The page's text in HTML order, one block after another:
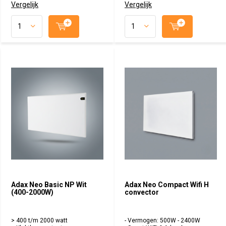
Dimplex. Dé referentie op het
gebied van slimme, energiezuinige
Wi-Fi convectoren met 5 jaar
Vergelijk Vergelijk
Adax Neo Basic NP Wit
(400-2000W)
> 400 t/m 2000 watt
Adax Neo Compact Wifi H
convector
- Vermogen: 500W - 2400W